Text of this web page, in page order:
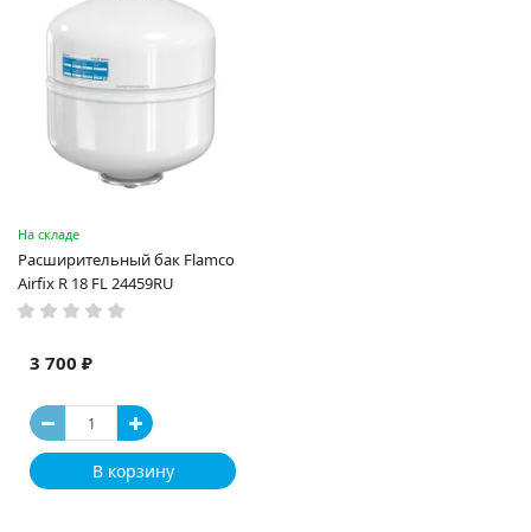
На складе
Расширительный бак Flamco
Airfix R 18 FL 24459RU
3 700 ₽
В корзину